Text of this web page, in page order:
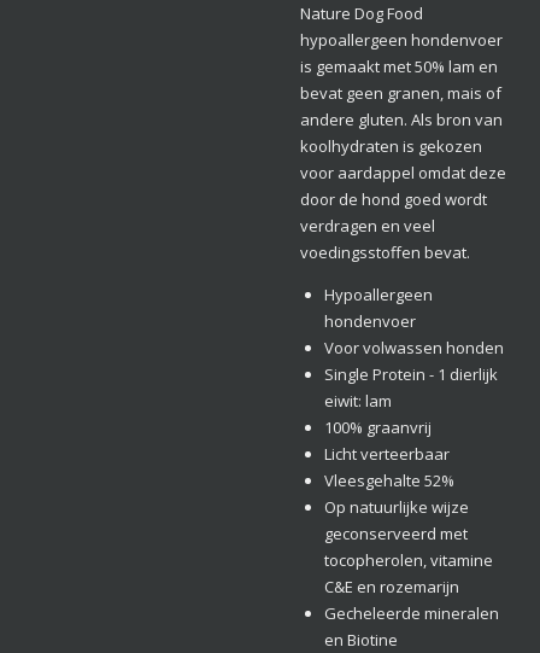
Nature Dog Food
hypoallergeen hondenvoer
is gemaakt met 50% lam en
bevat geen granen, mais of
andere gluten. Als bron van
koolhydraten is gekozen
voor aardappel omdat deze
door de hond goed wordt
verdragen en veel
voedingsstoffen bevat.
Hypoallergeen
hondenvoer
Voor volwassen honden
Single Protein - 1 dierlijk
eiwit: lam
100% graanvrij
Licht verteerbaar
Vleesgehalte 52%
Op natuurlijke wijze
geconserveerd met
tocopherolen, vitamine
C&E en rozemarijn
Gecheleerde mineralen
en Biotine